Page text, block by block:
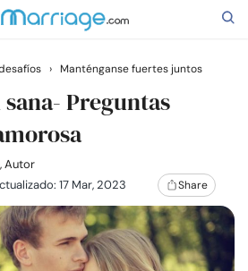
› Manténganse fuertes juntos
Preguntas
, Autor
17 Mar, 2023 Share